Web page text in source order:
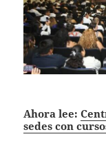
Ahora lee:
sedes con